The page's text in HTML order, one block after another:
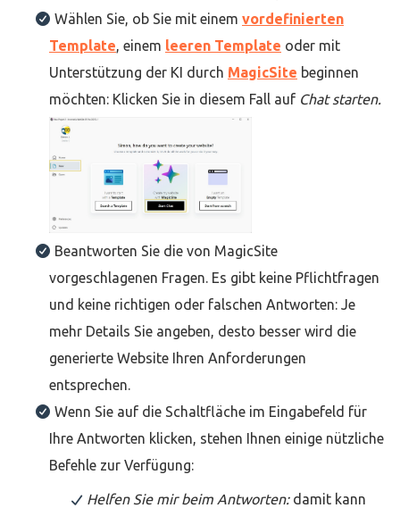
Wählen Sie, ob Sie mit einem vordefinierten
Template, einem leeren Template oder mit
Unterstützung der KI durch MagicSite beginnen
möchten: Klicken Sie in diesem Fall auf Chat starten.
Beantworten Sie die von MagicSite
vorgeschlagenen Fragen. Es gibt keine Pflichtfragen
und keine richtigen oder falschen Antworten: Je
mehr Details Sie angeben, desto besser wird die
generierte Website Ihren Anforderungen
entsprechen.
Wenn Sie auf die Schaltfläche im Eingabefeld für
Ihre Antworten klicken, stehen Ihnen einige nützliche
Befehle zur Verfügung:
Helfen Sie mir beim Antworten: damit kann